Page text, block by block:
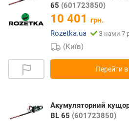
65 (601723850)
10 401 грн.
Rozetka.ua
З нами 7
(Київ)
Перейти
Акумуляторний
BL 65 (601723850)